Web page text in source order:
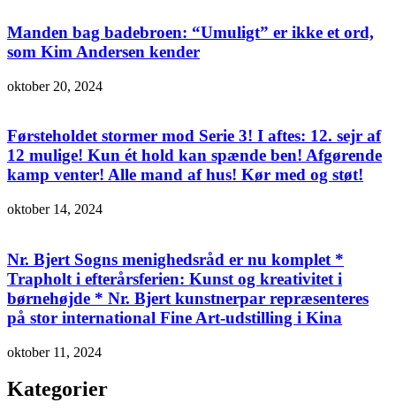
Manden bag badebroen: “Umuligt” er ikke et ord,
som Kim Andersen kender
oktober 20, 2024
Førsteholdet stormer mod Serie 3! I aftes: 12. sejr af
12 mulige! Kun ét hold kan spænde ben! Afgørende
kamp venter! Alle mand af hus! Kør med og støt!
oktober 14, 2024
Nr. Bjert Sogns menighedsråd er nu komplet *
Trapholt i efterårsferien: Kunst og kreativitet i
børnehøjde * Nr. Bjert kunstnerpar repræsenteres
på stor international Fine Art-udstilling i Kina
oktober 11, 2024
Kategorier